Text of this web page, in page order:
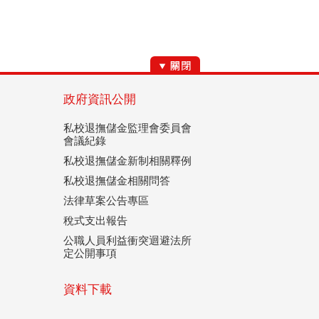
政府資訊公開
私校退撫儲金監理會委員會
會議紀錄
私校退撫儲金新制相關釋例
私校退撫儲金相關問答
法律草案公告專區
稅式支出報告
公職人員利益衝突迴避法所
定公開事項
資料下載